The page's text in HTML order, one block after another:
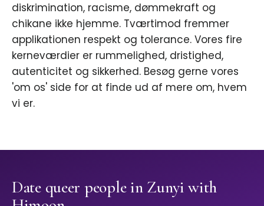
diskrimination, racisme, dømmekraft og
chikane ikke hjemme. Tværtimod fremmer
applikationen respekt og tolerance. Vores fire
kerneværdier er rummelighed, dristighed,
autenticitet og sikkerhed. Besøg gerne vores
'om os' side for at finde ud af mere om, hvem
vi er.
Date queer people in Zunyi with